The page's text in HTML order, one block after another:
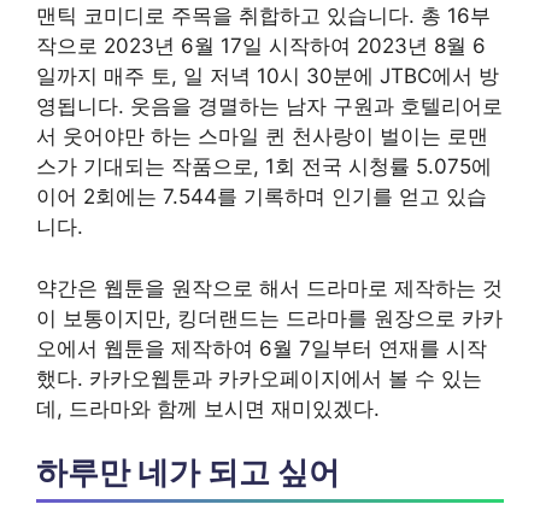
맨틱 코미디로 주목을 취합하고 있습니다. 총 16부
작으로 2023년 6월 17일 시작하여 2023년 8월 6
일까지 매주 토, 일 저녁 10시 30분에 JTBC에서 방
영됩니다. 웃음을 경멸하는 남자 구원과 호텔리어로
서 웃어야만 하는 스마일 퀸 천사랑이 벌이는 로맨
스가 기대되는 작품으로, 1회 전국 시청률 5.075에
이어 2회에는 7.544를 기록하며 인기를 얻고 있습
니다.
약간은 웹툰을 원작으로 해서 드라마로 제작하는 것
이 보통이지만, 킹더랜드는 드라마를 원장으로 카카
오에서 웹툰을 제작하여 6월 7일부터 연재를 시작
했다. 카카오웹툰과 카카오페이지에서 볼 수 있는
데, 드라마와 함께 보시면 재미있겠다.
하루만 네가 되고 싶어